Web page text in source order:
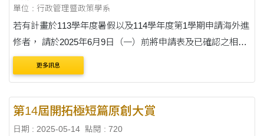
單位 : 行政管理暨政策學系
若有計畫於113學年度暑假以及114學年度第1學期申請海外進
修者， 請於2025年6月9日（一）前將申請表及已確認之相關
海外進修文件送至系辦公室。
更多訊息
第14屆開拓極短篇原創大賞
日期 : 2025-05-14 點閱 : 720